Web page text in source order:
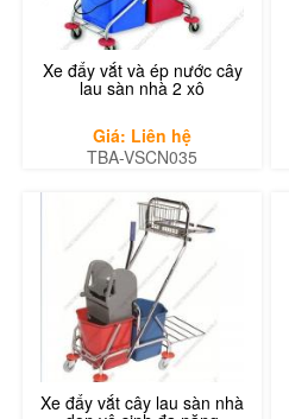
Xe đẩy vắt và ép nước cây
lau sàn nhà 2 xô
Giá: Liên hệ
TBA-VSCN035
Xe đẩy vắt cây lau sàn nhà